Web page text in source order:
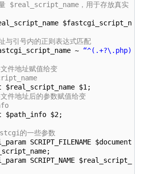
，用于存放真实
$fastcgi_script_n
引号内的正则表达式匹配
~ “^(.+?\.php)
址赋值给变
$1;
址后的参数赋值给变
$2;
的一些参数
SCRIPT_FILENAME $document
SCRIPT_NAME $real_script_